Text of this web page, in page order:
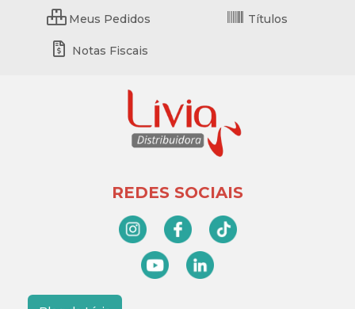
Meus Pedidos Títulos
Notas Fiscais
REDES SOCIAIS